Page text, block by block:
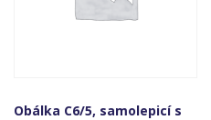
Obálka C6/5, samolepicí s